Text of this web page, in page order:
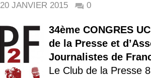
20 JANVIER 2015 0
34ème CONGRES
de la Presse et
Journalistes de
Le Club de la Presse